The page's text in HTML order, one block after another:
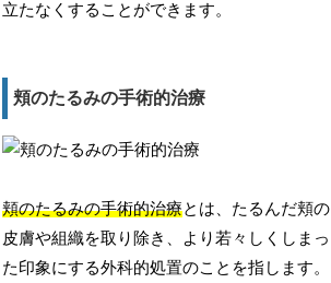
立たなくすることができます。
頬のたるみの手術的治療
頬のたるみの手術的治療とは、たるんだ頬の
皮膚や組織を取り除き、より若々しくしまっ
た印象にする外科的処置のことを指します。